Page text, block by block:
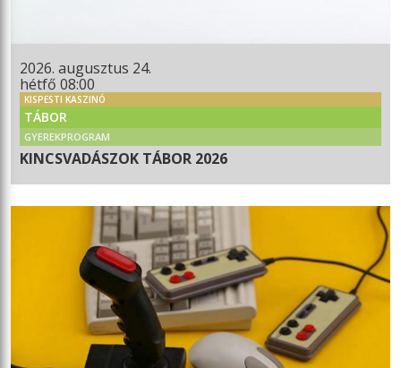
2026. augusztus 24.
hétfő 08:00
KISPESTI KASZINÓ
TÁBOR
GYEREKPROGRAM
KINCSVADÁSZOK TÁBOR 2026